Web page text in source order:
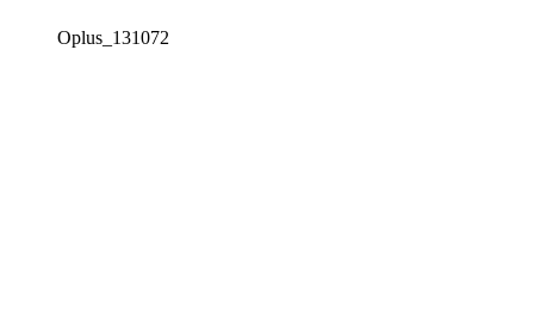
Oplus_131072